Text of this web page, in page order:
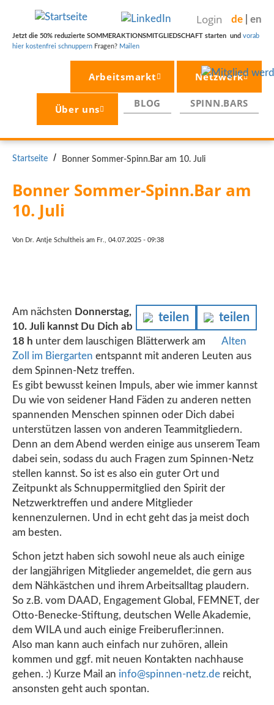
Inhalt
Jetzt die 50% reduzierte SOMMERAKTIONSMITGLIEDSCHAFT starten und vorab
hier kostenfrei schnuppern Fragen? Mailen
Arbeitsmarkt Netzwerk
Über uns BLOG SPINN.BARS
Login en
de
PFADNAVIGATION
Startseite Bonner Sommer-Spinn.Bar am 10. Juli
Bonner Sommer-Spinn.Bar am
10. Juli
Von Dr. Antje Schultheis am Fr., 04.07.2025 - 09:38
teilen teilen
Am nächsten Donnerstag,
10. Juli kannst Du Dich ab
18 h unter dem lauschigen Blätterwerk am
Alten
Zoll im Biergarten entspannt mit anderen Leuten aus
dem Spinnen-Netz treffen.
Es gibt bewusst keinen Impuls, aber wie immer kannst
Du wie von seidener Hand Fäden zu anderen netten
spannenden Menschen spinnen oder Dich dabei
unterstützen lassen von anderen Teammitgliedern.
Denn an dem Abend werden einige aus unserem Team
dabei sein, sodass du auch Fragen zum Spinnen-Netz
stellen kannst. So ist es also ein guter Ort und
Zeitpunkt als Schnuppermitglied den Spirit der
Netzwerktreffen und andere Mitglieder
kennenzulernen. Und in echt geht das ja meist doch
am besten.
Schon jetzt haben sich sowohl neue als auch einige
der langjährigen Mitglieder angemeldet, die gern aus
dem Nähkästchen und ihrem Arbeitsalltag plaudern.
So z.B. vom DAAD, Engagement Global, FEMNET, der
Otto-Benecke-Stiftung, deutschen Welle Akademie,
dem WILA und auch einige Freiberufler:innen.
Also man kann auch einfach nur zuhören, allein
kommen und ggf. mit neuen Kontakten nachhause
gehen. :) Kurze Mail an info@spinnen-netz.de reicht,
ansonsten geht auch spontan.